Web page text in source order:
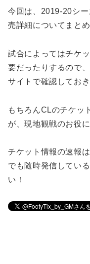
今回は、2019-20シ
売詳細についてまとめ
試合によってはチケ
要だったりするので
サイトで確認しておき
もちろんCLのチケッ
が、現地観戦のお役
チケット情報の速報
でも随時発信してい
い！